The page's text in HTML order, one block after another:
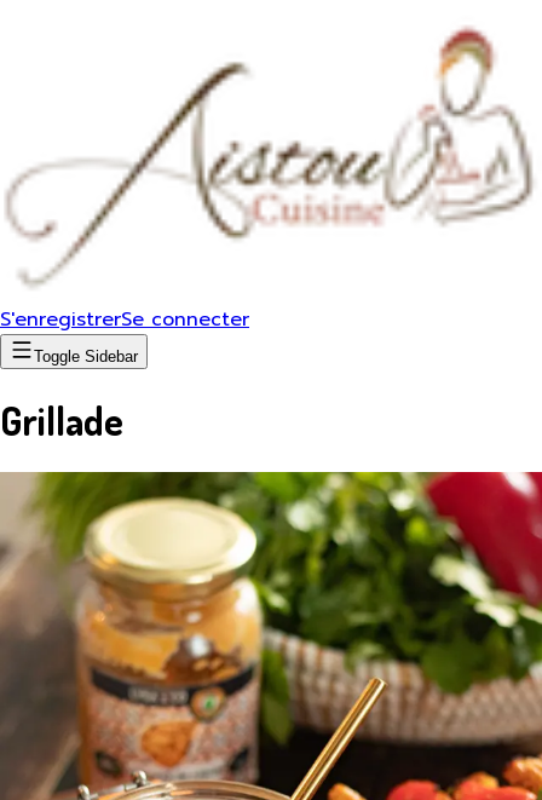
S'enregistrerSe connecter
Toggle Sidebar
Grillade